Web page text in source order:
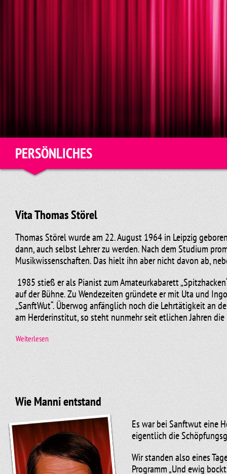
PERSÖNLICHES
Vita Thomas Störel
Thomas Störel wurde am 22. August 1964 in Leipzig
dann, auch selbst Lehrer zu werden. Nach dem Studium
Musikwissenschaften. Das hielt ihn aber nicht davon ab,
1985 stieß er als Pianist zum Amateurkabarett
auf der Bühne. Zu Wendezeiten gründete er mit Uta und
„SanftWut“. Überwog anfänglich noch die Lehrtätigkeit an
am Herderinstitut, so steht nunmehr seit etlichen Jahren
Weiterlesen
Orgelunterricht auch eine grundlegende Unterweisung in
Thomas Störel ist seit 1986 glücklich verheiratet und hat
Hobby - den Sport. Er läuft Marathon, schwimmt und fährt
Jahr.
Wie Manni entstand
Es war bei Sanftwut eine
eigentlich die
Wir standen also eines
Programm „Und ewig